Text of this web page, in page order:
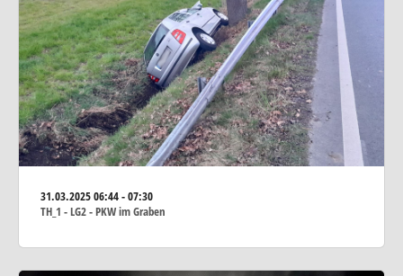
31.03.202506:44 - 07:30
TH_1 - LG2 - PKW im Graben